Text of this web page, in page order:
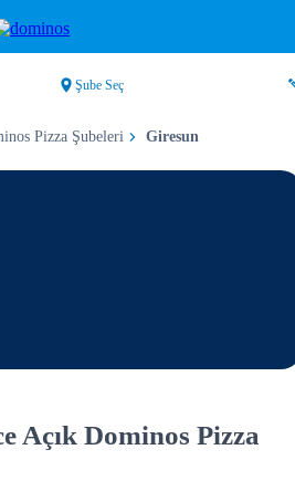
Şube Seç
Pizza Şubeleri Giresun
Açık Dominos Pizza